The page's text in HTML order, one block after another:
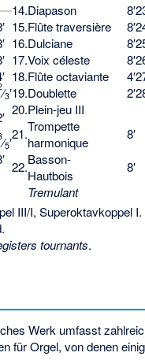
⁄3′
⁄5′
14.Diapason
8′
15.Flûte traversière
8′
16.Dulciane
8′
17.Voix céleste
8′
18.Flûte octaviante
4′
19.Doublette
2′
20.Plein-jeu III
21.Trompette
harmonique
8′
22.Basson-
Hautbois
8′
Tremulant
III/I, Superoktavkoppel I.
tournants.
Werk umfasst
für Orgel, von denen